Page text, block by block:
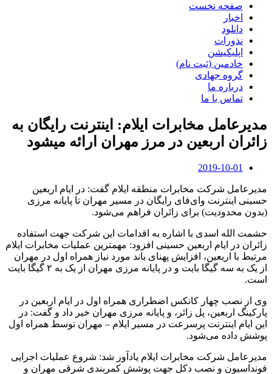
صفحه نخست
اخبار
دانلود
نذورات
اپلیکیشن
خادمین (ثبت نام)
گروه جهادی
درباره ما
تماس با ما
مدیرعامل مخابرات ایلام: اینترنت رایگان به
زائران اربعین در مرز مهران ارائه می‎شود
2019-10-01
مدیرعامل شرکت مخابرات منطقه ایلام گفت: در ایام اربعین
حسینی اینترنت وای‌فای رایگان در مسیر مهران تا پایانه‌ مرزی
(بدون محدودیت) برای زائران فراهم می‌شود.
حشمت الله اسدی با اشاره به اقدامات این شرکت جهت استفاده
زائران در ایام اربعین حسینی افزود: مهمترین عملیات مخابرات ایلام
مرتبط با اربعین، افزایش پهنای باند مورد نیاز همراه اول در مهران
از یک به سه گیگا بایت و در پایانه مرزی مهران از یک به ۲ گیگا بایت
است.
وی از نصب چهار کانکس اضطراری همراه اول در ایام اربعین در
پارکینگ اربعین، پل زائر، و پایانه مرزی مهران خبر داد و گفت: در
این ایام اینترنت پرسرعت در مسیر ایلام – مهران توسط همراه اول
پوشش داده می‌شود.
مدیرعامل شرکت مخابرات ایلام یادآور شد: شروع عملیات اجرایی
فونداسیون و نصب دکل جهت پوشش کمربندی شرقی مهران و